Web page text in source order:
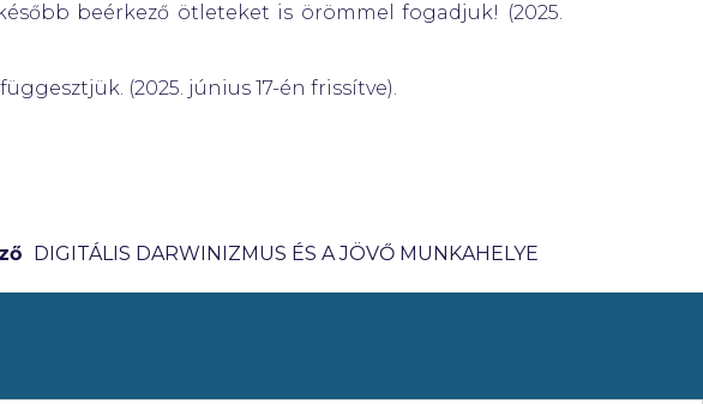
beérkező ötleteket is örömmel fogadjuk! (2025.
(2025. június 17-én frissítve).
DIGITÁLIS DARWINIZMUS ÉS A JÖVŐ MUNKAHELYE